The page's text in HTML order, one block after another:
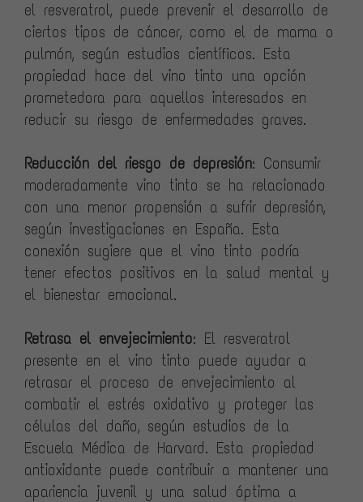
el resveratrol, puede prevenir el desarrollo de
ciertos tipos de cáncer, como el de mama o
pulmón, según estudios científicos. Esta
propiedad hace del vino tinto una opción
prometedora para aquellos interesados en
reducir su riesgo de enfermedades graves.
Reducción del riesgo de depresión: Consumir
moderadamente vino tinto se ha relacionado
con una menor propensión a sufrir depresión,
según investigaciones en España. Esta
conexión sugiere que el vino tinto podría
tener efectos positivos en la salud mental y
el bienestar emocional.
Retrasa el envejecimiento: El resveratrol
presente en el vino tinto puede ayudar a
retrasar el proceso de envejecimiento al
combatir el estrés oxidativo y proteger las
células del daño, según estudios de la
Escuela Médica de Harvard. Esta propiedad
antioxidante puede contribuir a mantener una
apariencia juvenil y una salud óptima a